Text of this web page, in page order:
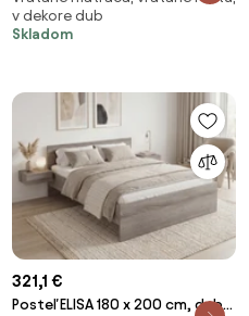
roštom, Matrac: Matrac
COCO MAXI 20 cm
v dekore dub
Skladom
321,1 €
Posteľ ELISA 180 x 200 cm, dub